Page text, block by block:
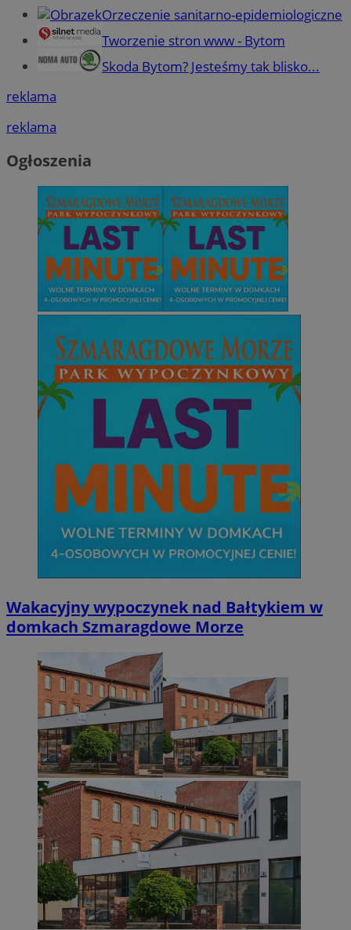
Orzeczenie sanitarno-epidemiologiczne
Tworzenie stron www - Bytom
Skoda Bytom? Jesteśmy tak blisko...
reklama
reklama
Ogłoszenia
Wakacyjny wypoczynek nad Bałtykiem w
domkach Szmaragdowe Morze